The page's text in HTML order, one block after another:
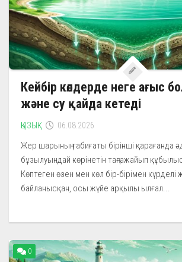
Кейбір көлдерде неге ағыс
және су қайда кетеді
ҚЫЗЫҚ 06.08.2026
Жер шарының табиғаты бірінші қарағанда
бұзылуындай көрінетін таңғажайып
Көптеген өзен мен көл бір-бірімен күрделі
байланысқан, осы жүйе арқылы ылғал...
0